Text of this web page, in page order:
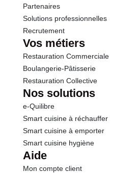
Partenaires
Solutions professionnelles
Recrutement
Vos métiers
Restauration Commerciale
Boulangerie-Pâtisserie
Restauration Collective
Nos solutions
e-Quilibre
Smart cuisine à réchauffer
Smart cuisine à emporter
Smart cuisine hygiène
Aide
Mon compte client